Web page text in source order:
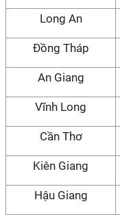
Long An
Đồng Tháp
An Giang
Vĩnh Long
Cần Thơ
Kiên Giang
Hậu Giang